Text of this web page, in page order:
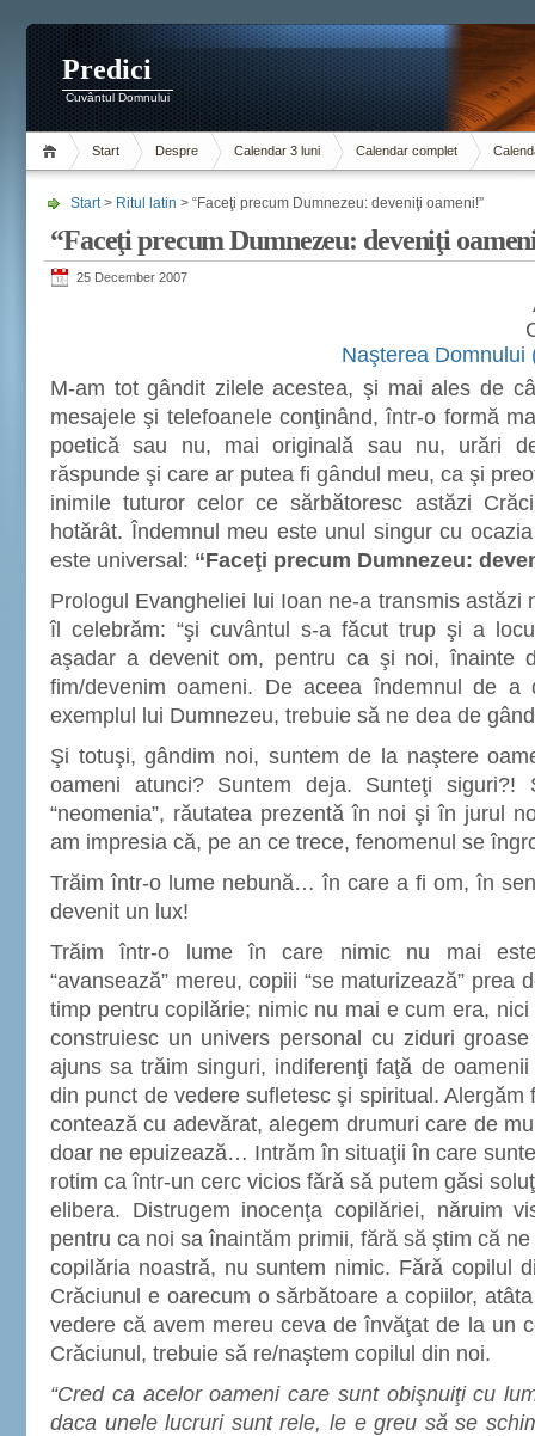
Predici
Cuvântul Domnului
Start Despre Calendar 3 luni Calendar complet
Start> Ritul latin > “Faceţi precum Dumnezeu: deveniţi oameni!”
“Faceţi precum Dumnezeu: deveniţi
25 December 2007
Naşterea Domnului
M-am tot gândit zilele acestea, şi mai ales de
mesajele şi telefoanele conţinând, într-o formă
poetică sau nu, mai originală sau nu, urări
răspunde şi care ar putea fi gândul meu, ca şi
inimile tuturor celor ce sărbătoresc astăzi
hotărât. Îndemnul meu este unul singur cu
este universal: “Faceţi precum Dumnezeu:
Prologul Evangheliei lui Ioan ne-a transmis astăzi
îl celebrăm: “şi cuvântul s-a făcut trup şi a
aşadar a devenit om, pentru ca şi noi, înainte
fim/devenim oameni. De aceea îndemnul de a
exemplul lui Dumnezeu, trebuie să ne dea de
Şi totuşi, gândim noi, suntem de la naştere
oameni atunci? Suntem deja. Sunteţi
“neomenia”, răutatea prezentă în noi şi în jurul
am impresia că, pe an ce trece, fenomenul se
Trăim într-o lume nebună… în care a fi om, în
devenit un lux!
Trăim într-o lume în care nimic nu mai
“avansează” mereu, copiii “se maturizează” prea
timp pentru copilărie; nimic nu mai e cum era,
construiesc un univers personal cu ziduri
ajuns sa trăim singuri, indiferenţi faţă de
din punct de vedere sufletesc şi spiritual. Alergăm
contează cu adevărat, alegem drumuri care de
doar ne epuizează… Intrăm în situaţii în care
rotim ca într-un cerc vicios fără să putem găsi
elibera. Distrugem inocenţa copilăriei, năruim
pentru ca noi sa înaintăm primii, fără să ştim că
copilăria noastră, nu suntem nimic. Fără copilul
Crăciunul e oarecum o sărbătoare a copiilor,
vedere că avem mereu ceva de învăţat de la un
Crăciunul, trebuie să re/naştem copilul din noi.
“Cred ca acelor oameni care sunt obişnuiţi cu
daca unele lucruri sunt rele, le e greu să se